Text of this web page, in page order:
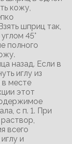
кожу,
шприц так,
45°
полного
назад. Если в
иглу из
в месте
этот
с п. 1. При
всего
и